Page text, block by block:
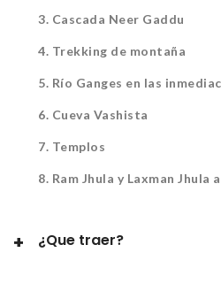
3. Cascada Neer Gaddu
4. Trekking de montaña
5. Río Ganges en las
6. Cueva Vashista
7. Templos
8. Ram Jhula y Laxman Jhula
¿Que traer?